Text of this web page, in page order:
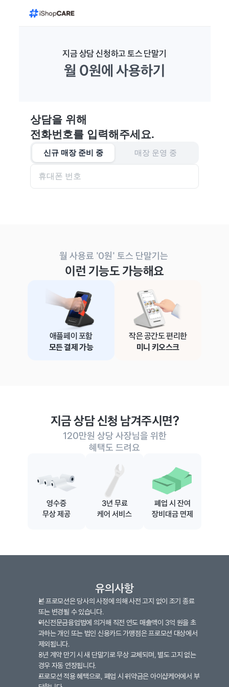
지금 상담 신청하고 토스 단말기
월 0원에 사용하기
상담을 위해
전화번호를 입력해주세요.
신규 매장 준비 중 매장 운영 중
월 사용료 '0원' 토스 단말기는
이런 기능도 가능해요
애플페이 포함
모든 결제 가능
작은 공간도 편리한
미니 키오스크
지금 상담 신청 남겨주시면?
120만원 상당 사장님을 위한
혜택도 드려요
영수증
무상 제공
3년 무료
케어 서비스
폐업 시 잔여
장비대금 면제
유의사항
본 프로모션은 당사의 사정에 의해 사전 고지 없이 조기 종료
또는 변경될 수 있습니다.
여신전문금융업법에 의거해 직전 연도 매출액이 3억 원을 초
과하는 개인 또는 법인 신용카드 가맹점은 프로모션 대상에서
제외됩니다.
3년 계약 만기 시 새 단말기로 무상 교체되며, 별도 고지 없는
경우 자동 연장됩니다.
프로모션 적용 혜택으로, 폐업 시 위약금은 아이샵케어에서 부